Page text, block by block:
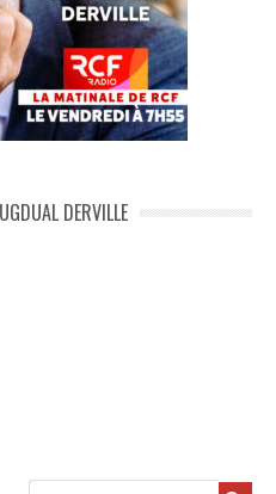
DERVILLE
Recherche